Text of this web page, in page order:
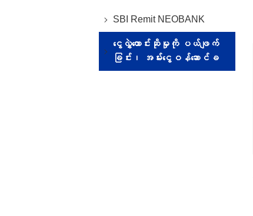
SBI Remit NEOBANK
ငွေလွှဲတောင်းဆိုမှုကို ပယ်ဖျက်
ခြင်း၊ အမ်းငွေဝန်ဆောင်ခ